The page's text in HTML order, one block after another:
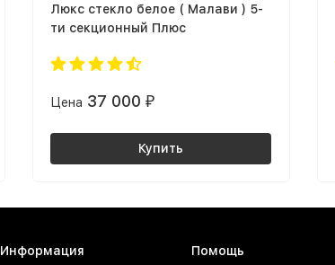
Люкс стекло белое ( Малави ) 5-
ти секционный Плюс
Цена 37 000 ₽
Купить
Информация Помощь